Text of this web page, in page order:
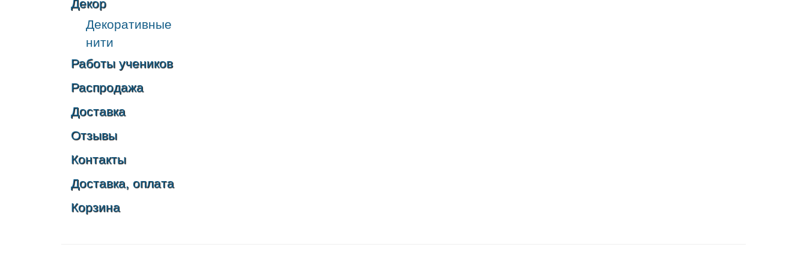
Декор
Декоративные
нити
Работы учеников
Распродажа
Доставка
Отзывы
Контакты
Доставка, оплата
Корзина